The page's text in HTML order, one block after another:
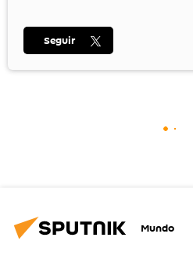
Seguir
Mundo